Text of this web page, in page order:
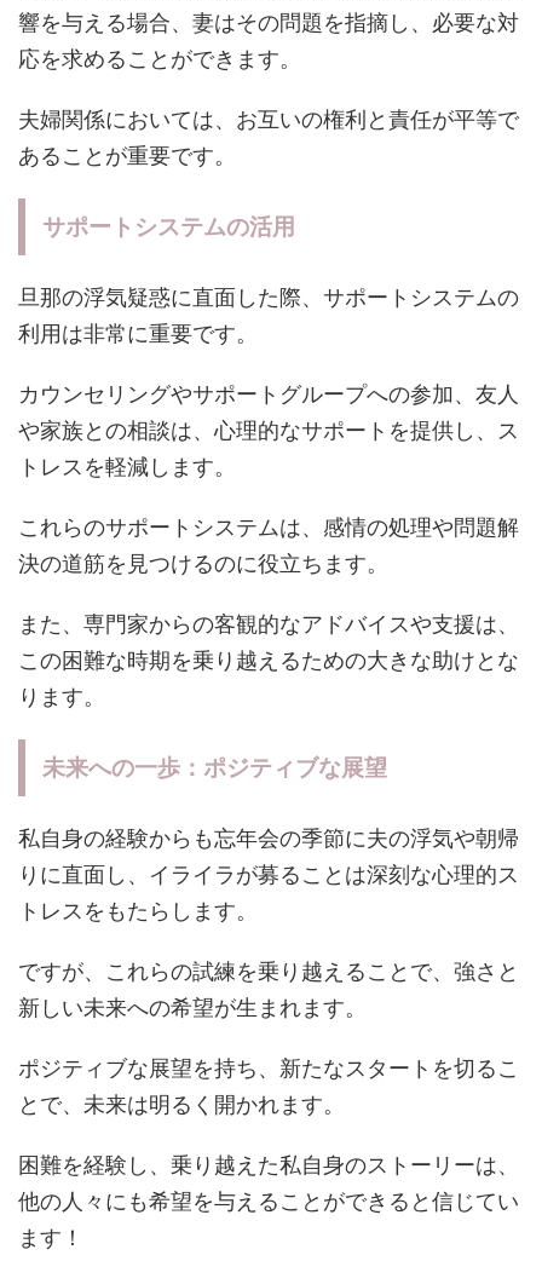
響を与える場合、妻はその問題を指摘し、必要な対
応を求めることができます。
夫婦関係においては、お互いの権利と責任が平等で
あることが重要です。
サポートシステムの活用
旦那の浮気疑惑に直面した際、サポートシステムの
利用は非常に重要です。
カウンセリングやサポートグループへの参加、友人
や家族との相談は、心理的なサポートを提供し、ス
トレスを軽減します。
これらのサポートシステムは、感情の処理や問題解
決の道筋を見つけるのに役立ちます。
また、専門家からの客観的なアドバイスや支援は、
この困難な時期を乗り越えるための大きな助けとな
ります。
未来への一歩：ポジティブな展望
私自身の経験からも忘年会の季節に夫の浮気や朝帰
りに直面し、イライラが募ることは深刻な心理的ス
トレスをもたらします。
ですが、これらの試練を乗り越えることで、強さと
新しい未来への希望が生まれます。
ポジティブな展望を持ち、新たなスタートを切るこ
とで、未来は明るく開かれます。
困難を経験し、乗り越えた私自身のストーリーは、
他の人々にも希望を与えることができると信じてい
ます！